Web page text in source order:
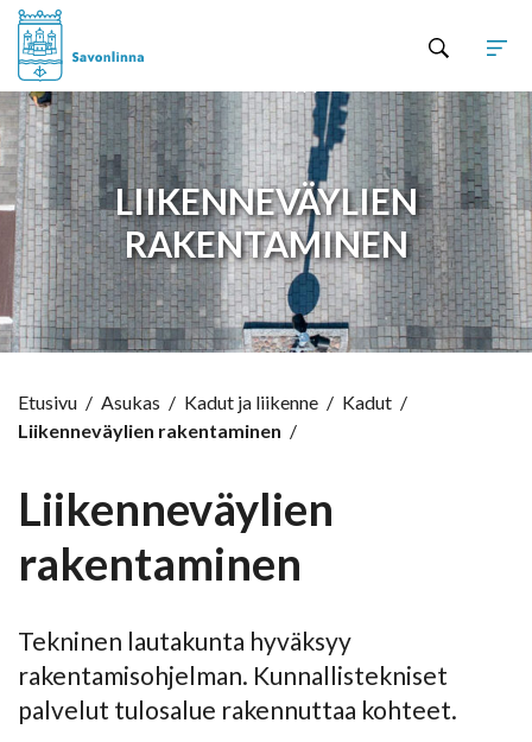
LIIKENNEVÄYLIEN
RAKENTAMINEN
Etusivu / Asukas / Kadut ja liikenne / Kadut /
Liikenneväylien rakentaminen /
Liikenneväylien
rakentaminen
Tekninen lautakunta hyväksyy
rakentamisohjelman. Kunnallistekniset
palvelut tulosalue rakennuttaa kohteet.